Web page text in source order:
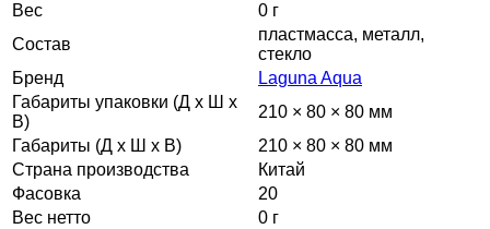
Вес
0 г
Состав
пластмасса, металл,
стекло
Бренд
Laguna Aqua
Габариты упаковки (Д х Ш х
В)
210 × 80 × 80 мм
Габариты (Д х Ш х В)
210 × 80 × 80 мм
Страна производства
Китай
Фасовка
20
Вес нетто
0 г